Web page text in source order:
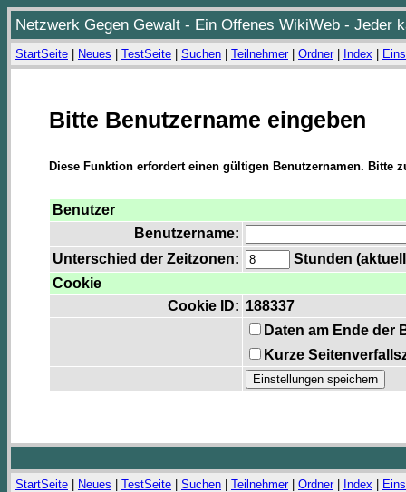
Netzwerk Gegen Gewalt - Ein Offenes WikiWeb - Jeder
StartSeite Neues TestSeite Suchen Teilnehmer| Ordner| Index
Bitte Benutzername eingeben
Diese Funktion erfordert einen gültigen Benutzernamen. Bitte
Benutzer
Benutzername:
Unterschied der Zeitzonen:
Stunden
Cookie
Cookie ID: 188337
Daten am Ende der
Kurze
StartSeite Neues TestSeite Suchen Teilnehmer| Ordner| Index